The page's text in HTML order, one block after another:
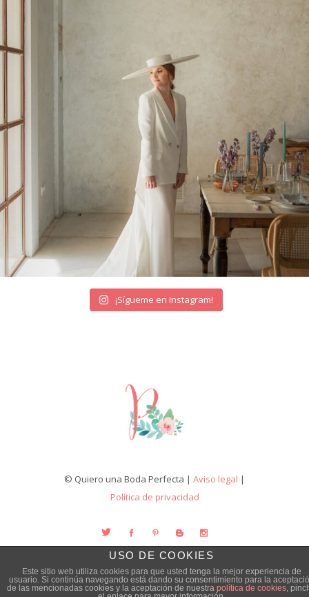
¡Sígueme en Instagram!
© Quiero una Boda Perfecta | Aviso legal |
Política de privacidad
USO DE COOKIES
Este sitio web utiliza cookies para que usted tenga la mejor experiencia de
usuario. Si continúa navegando está dando su consentimiento para la
de las mencionadas cookies y la aceptación de nuestra política de cookies,